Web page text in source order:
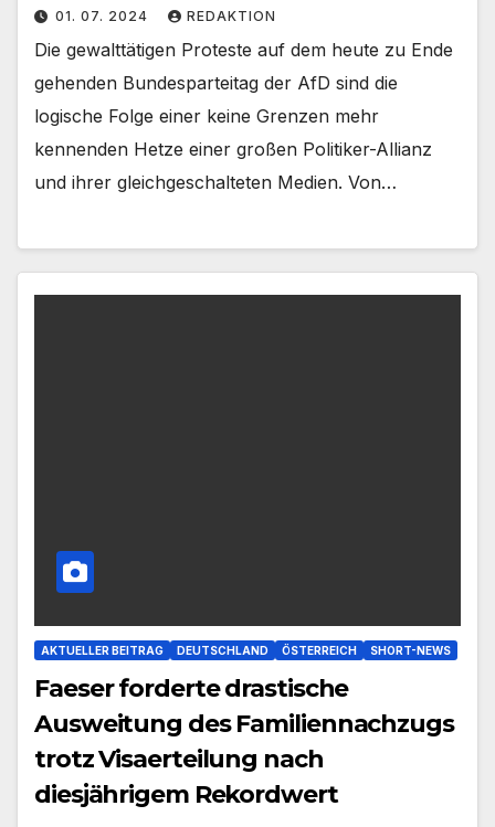
01. 07. 2024 REDAKTION
Die gewalttätigen Proteste auf dem heute zu Ende
gehenden Bundesparteitag der AfD sind die
logische Folge einer keine Grenzen mehr
kennenden Hetze einer großen Politiker-Allianz
und ihrer gleichgeschalteten Medien. Von…
AKTUELLER BEITRAG DEUTSCHLAND ÖSTERREICH SHORT-NEWS
Faeser forderte drastische
Ausweitung des Familiennachzugs
trotz Visaerteilung nach
diesjährigem Rekordwert